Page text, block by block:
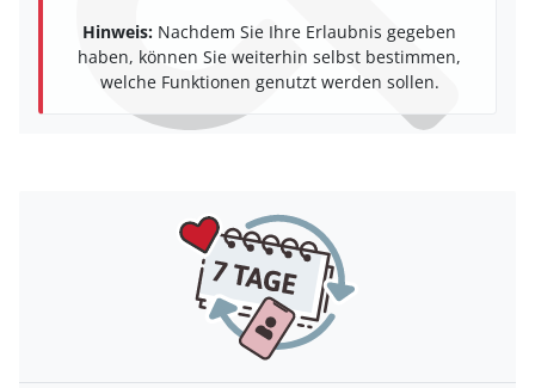
Hinweis: Nachdem Sie Ihre Erlaubnis gegeben
haben, können Sie weiterhin selbst bestimmen,
welche Funktionen genutzt werden sollen.